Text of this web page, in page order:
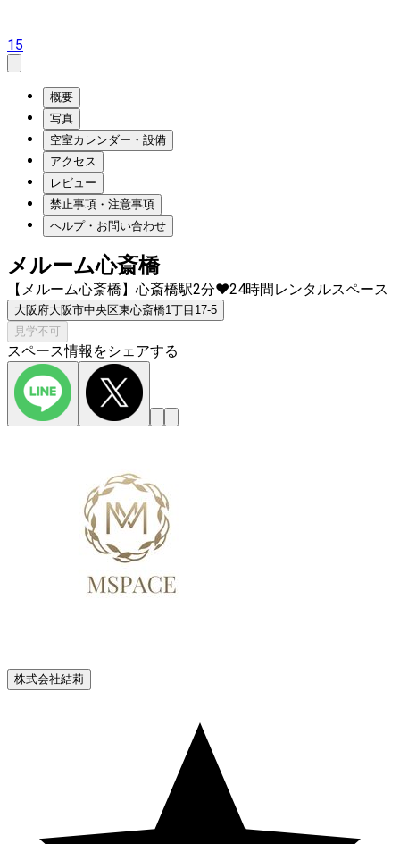
15
概要
写真
空室カレンダー・設備
アクセス
レビュー
禁止事項・注意事項
ヘルプ・お問い合わせ
メルーム心斎橋
【メルーム心斎橋】心斎橋駅2分♥24時間レンタルスペース
大阪府大阪市中央区東心斎橋1丁目17-5
見学不可
スペース情報をシェアする
株式会社結莉